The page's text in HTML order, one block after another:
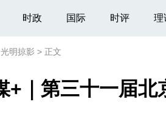
时政 国际 时评 理
光明掠影 > 正文
+｜第三十一届